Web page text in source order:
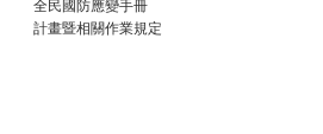
全民國防應變手冊
計畫暨相關作業規定